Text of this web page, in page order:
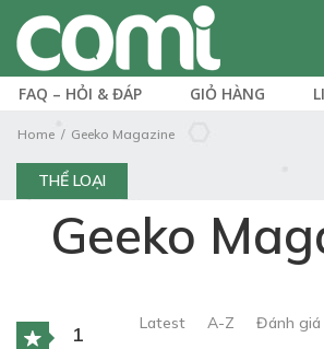
FAQ – HỎI & ĐÁP GIỎ HÀNG
Home Geeko Magazine
THỂ LOẠI
Geeko
1
Latest A-Z Đánh giá